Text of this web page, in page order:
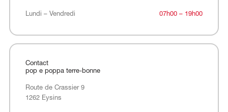
Lundi – Vendredi
Lundi – Vendredi 07h00 – 19h00
Contact
pop e poppa terre-bonne
Route de Crassier 9
1262 Eysins